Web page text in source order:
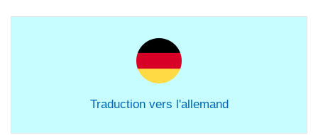
Traduction vers l'allemand